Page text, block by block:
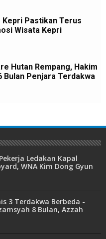
Kepri Pastikan Terus
Wisata Kepri
Hutan Rempang, Hakim
Bulan Penjara Terdakwa
Ledakan Kapal
WNA Kim Dong Gyun
6 Bulan
3 Terdakwa Berbeda -
8 Bulan, Azzah
2 Tahun 6 Bulan